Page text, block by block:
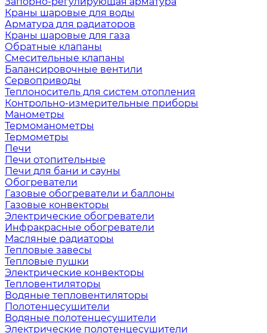
Краны шаровые для воды
Арматура для радиаторов
Краны шаровые для газа
Обратные клапаны
Смесительные клапаны
Балансировочные вентили
Сервоприводы
Теплоноситель для систем отопления
Контрольно-измерительные приборы
Манометры
Термоманометры
Термометры
Печи
Печи отопительные
Печи для бани и сауны
Обогреватели
Газовые обогреватели и баллоны
Газовые конвекторы
Электрические обогреватели
Инфракрасные обогреватели
Масляные радиаторы
Тепловые завесы
Тепловые пушки
Электрические конвекторы
Тепловентиляторы
Водяные тепловентиляторы
Полотенцесушители
Водяные полотенцесушители
Электрические полотенцесушители